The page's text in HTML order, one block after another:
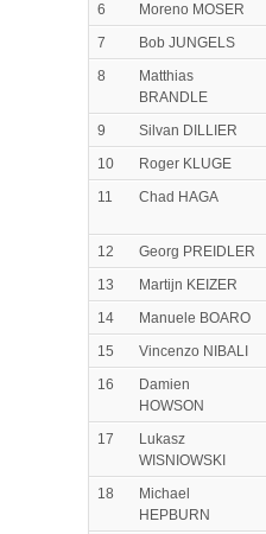
6 Moreno MOSER
7
Bob JUNGELS
8
Matthias
BRANDLE
9 Silvan DILLIER
10
Roger KLUGE
11
Chad HAGA
12 Georg PREIDLER
13
Martijn KEIZER
14
Manuele BOARO
15
Vincenzo NIBALI
16
Damien
HOWSON
17
Lukasz
WISNIOWSKI
18
Michael
HEPBURN